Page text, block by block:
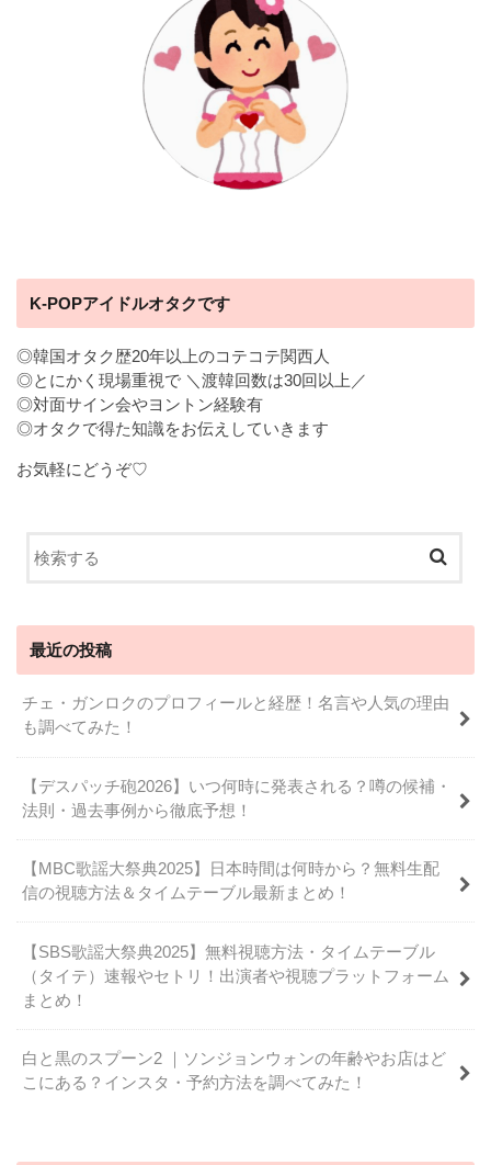
K-POPアイドルオタクです
◎韓国オタク歴20年以上のコテコテ関西人
◎とにかく現場重視で ＼渡韓回数は30回以上／
◎対面サイン会やヨントン経験有
◎オタクで得た知識をお伝えしていきます
お気軽にどうぞ♡
最近の投稿
チェ・ガンロクのプロフィールと経歴！名言や人気の理由
も調べてみた！
【デスパッチ砲2026】いつ何時に発表される？噂の候補・
法則・過去事例から徹底予想！
【MBC歌謡大祭典2025】日本時間は何時から？無料生配
信の視聴方法＆タイムテーブル最新まとめ！
【SBS歌謡大祭典2025】無料視聴方法・タイムテーブル
（タイテ）速報やセトリ！出演者や視聴プラットフォーム
まとめ！
白と黒のスプーン2 ｜ソンジョンウォンの年齢やお店はど
こにある？インスタ・予約方法を調べてみた！